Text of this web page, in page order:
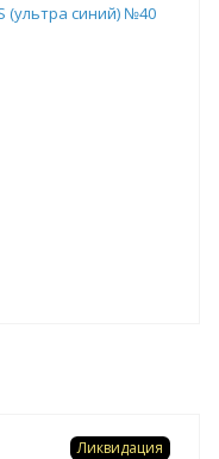
(ультра синий) №40
Ликвидация